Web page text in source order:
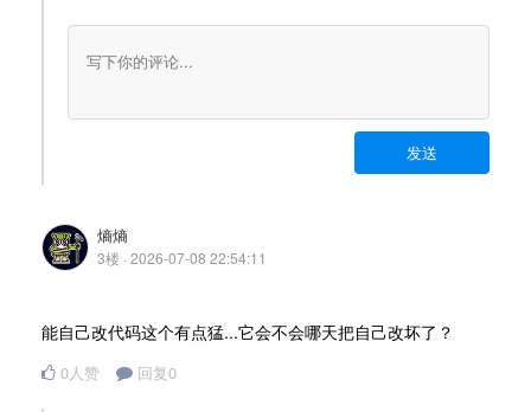
发送
熵熵
3楼 · 2026-07-08 22:54:11
能自己改代码这个有点猛...它会不会哪天把自己改坏了？
0人赞 回复0